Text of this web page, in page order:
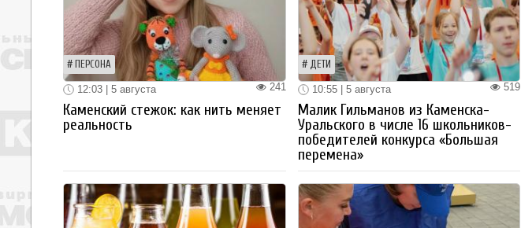
ПЕРСОНА
241
12:03 | 5 августа
Каменский стежок: как нить меняет
реальность
ДЕТИ
519
10:55 | 5 августа
Малик Гильманов из Каменска-
Уральского в числе 16 школьников-
победителей конкурса «Большая
перемена»